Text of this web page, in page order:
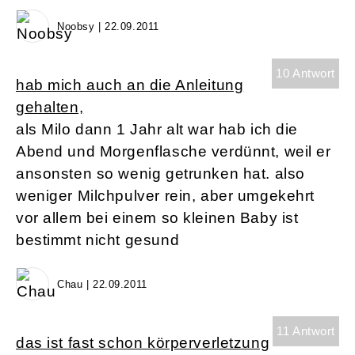
Noobsy | 22.09.2011
10 Antwort
hab mich auch an die Anleitung
gehalten,
als Milo dann 1 Jahr alt war hab ich die
Abend und Morgenflasche verdünnt, weil er
ansonsten so wenig getrunken hat. also
weniger Milchpulver rein, aber umgekehrt
vor allem bei einem so kleinen Baby ist
bestimmt nicht gesund
Chau | 22.09.2011
11 Antwort
das ist fast schon körperverletzung